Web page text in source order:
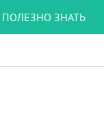
ПОЛЕЗНО ЗНАТЬ